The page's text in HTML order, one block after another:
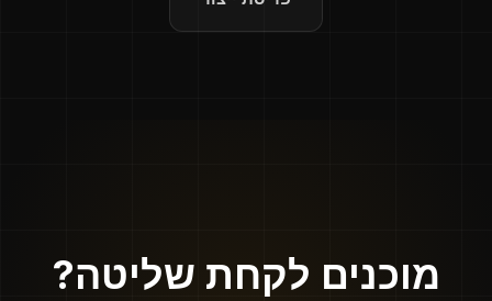
מוכנים לקחת שליטה?